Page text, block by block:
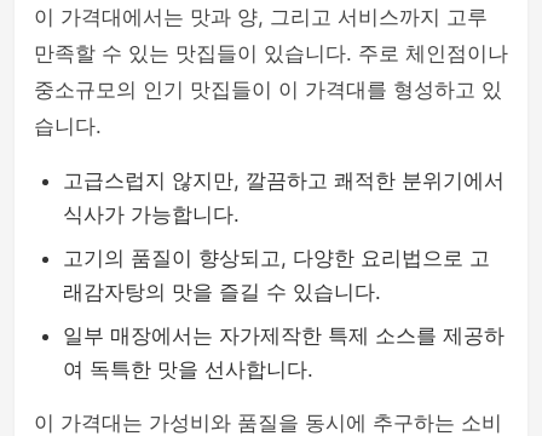
이 가격대에서는 맛과 양, 그리고 서비스까지 고루
만족할 수 있는 맛집들이 있습니다. 주로 체인점이나
중소규모의 인기 맛집들이 이 가격대를 형성하고 있
습니다.
고급스럽지 않지만, 깔끔하고 쾌적한 분위기에서
식사가 가능합니다.
고기의 품질이 향상되고, 다양한 요리법으로 고
래감자탕의 맛을 즐길 수 있습니다.
일부 매장에서는 자가제작한 특제 소스를 제공하
여 독특한 맛을 선사합니다.
이 가격대는 가성비와 품질을 동시에 추구하는 소비